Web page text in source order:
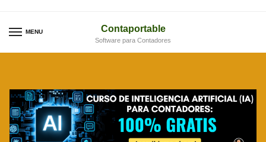
to
to
MENU Contaportable
Software para Contadores